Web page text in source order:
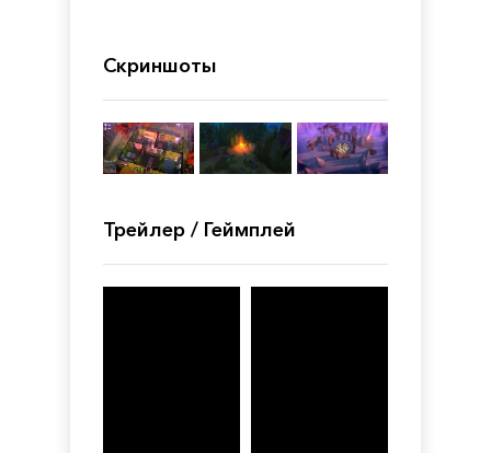
Скриншоты
Трейлер / Геймплей